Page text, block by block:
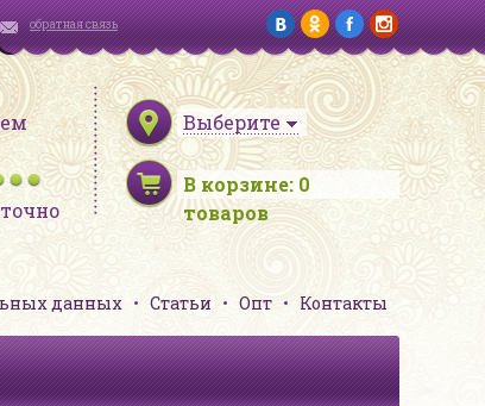
обратная связь
Выберите
В корзине: 0
товаров
данных Статьи Опт Контакты